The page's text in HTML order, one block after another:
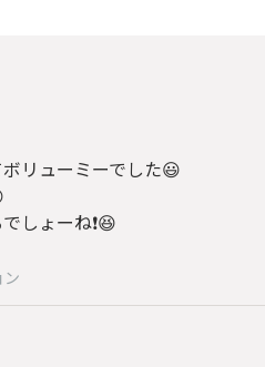
リューミーでした😃
しょーね❗😆
ン